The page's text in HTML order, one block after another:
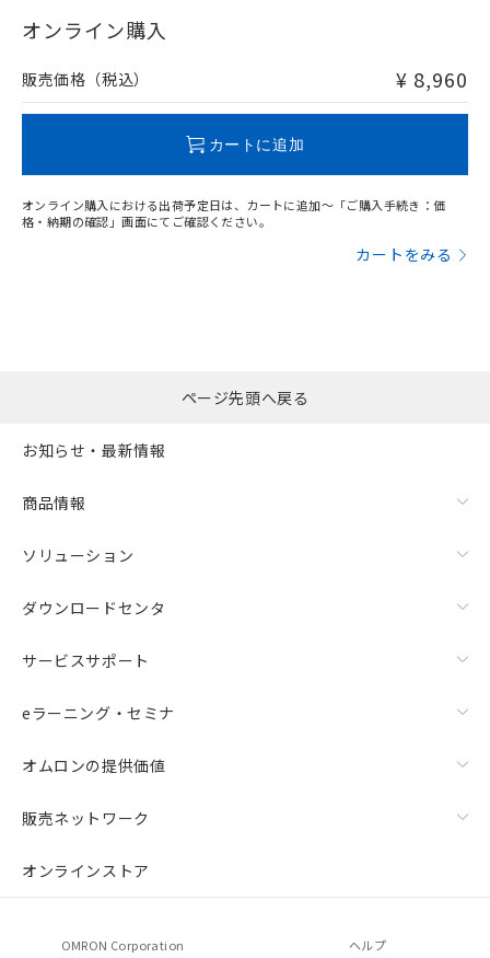
在庫等で未対応品が混在する可能性があります。
問い合わせください。
オンライン購入
販売価格（税込） ¥ 8,960
カートに追加
オンライン購入における出荷予定日は、カートに追加～「ご購入手続き：価
格・納期の確認」画面にてご確認ください。
カートをみる
ページ先頭へ戻る
お知らせ・最新情報
商品情報
ソリューション
ダウンロードセンタ
サービスサポート
eラーニング・セミナ
オムロンの提供価値
販売ネットワーク
オンラインストア
OMRON Corporation ヘルプ